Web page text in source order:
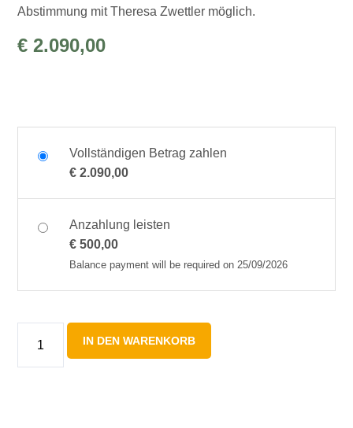
Abstimmung mit Theresa Zwettler möglich.
€ 2.090,00
Vollständigen Betrag zahlen
€ 2.090,00
Anzahlung leisten
€ 500,00
Balance payment will be required on25/09/2026
IN DEN WARENKORB